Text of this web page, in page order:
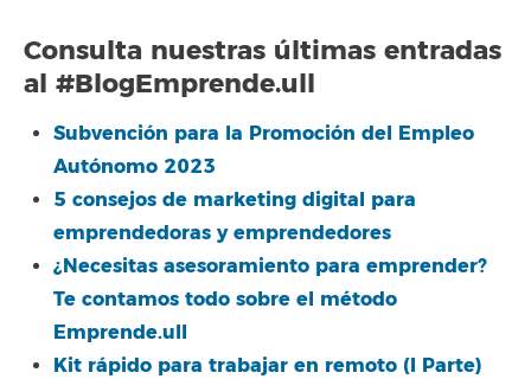
Consulta nuestras últimas entradas
al #BlogEmprende.ull
Subvención para la Promoción del Empleo
Autónomo 2023
5 consejos de marketing digital para
emprendedoras y emprendedores
¿Necesitas asesoramiento para emprender?
Te contamos todo sobre el método
Emprende.ull
Kit rápido para trabajar en remoto (I Parte)